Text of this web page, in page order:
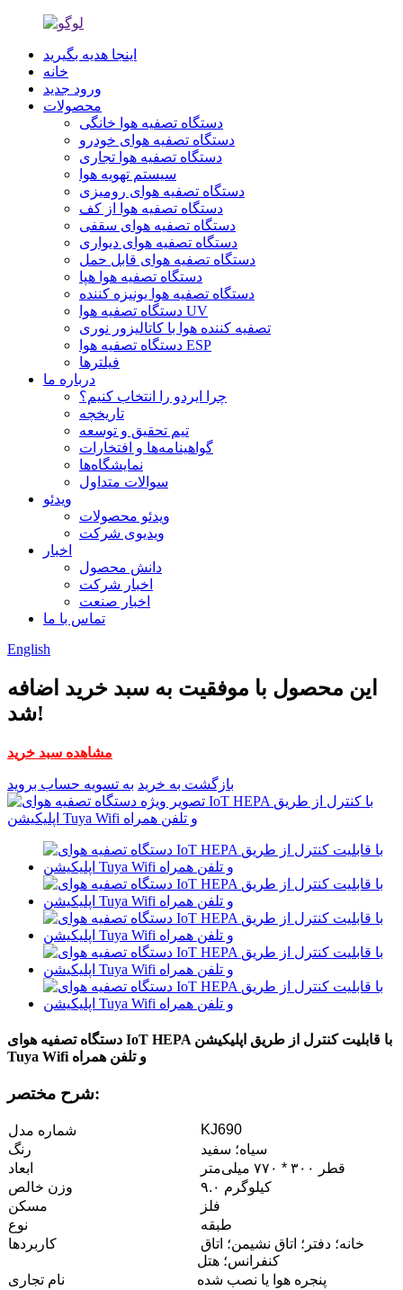
اینجا هدیه بگیرید
خانه
ورود جدید
محصولات
دستگاه تصفیه هوا خانگی
دستگاه تصفیه هوای خودرو
دستگاه تصفیه هوا تجاری
سیستم تهویه هوا
دستگاه تصفیه هوای رومیزی
دستگاه تصفیه هوا از کف
دستگاه تصفیه هوای سقفی
دستگاه تصفیه هوای دیواری
دستگاه تصفیه هوای قابل حمل
دستگاه تصفیه هوا هپا
دستگاه تصفیه هوا یونیزه کننده
دستگاه تصفیه هوا UV
تصفیه کننده هوا با کاتالیزور نوری
دستگاه تصفیه هوا ESP
فیلترها
درباره ما
چرا ایردو را انتخاب کنیم؟
تاریخچه
تیم تحقیق و توسعه
گواهینامه‌ها و افتخارات
نمایشگاه‌ها
سوالات متداول
ویدئو
ویدئو محصولات
ویدیوی شرکت
اخبار
دانش محصول
اخبار شرکت
اخبار صنعت
تماس با ما
English
این محصول با موفقیت به سبد خرید اضافه
شد!
مشاهده سبد خرید
بازگشت به خرید به تسویه حساب بروید
دستگاه تصفیه هوای IoT HEPA با قابلیت کنترل از طریق اپلیکیشن
Tuya Wifi و تلفن همراه
شرح مختصر:
شماره مدل
KJ690
رنگ
سیاه؛ سفید
ابعاد
قطر ۳۰۰ * ۷۷۰ میلی‌متر
وزن خالص
۹.۰ کیلوگرم
مسکن
فلز
نوع
طبقه
کاربردها
خانه؛ دفتر؛ اتاق نشیمن؛ اتاق
کنفرانس؛ هتل
نام تجاری
پنجره هوا یا نصب شده